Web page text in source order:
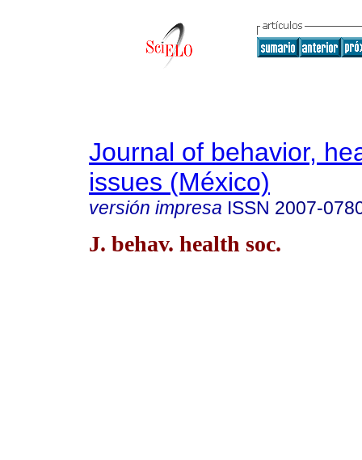
Journal of behavior,
issues (México)
versión impresa ISSN 2007-
J. behav. health soc.